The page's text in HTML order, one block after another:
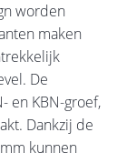
worden
maken
De
en KBN-groef,
Dankzij de
kunnen